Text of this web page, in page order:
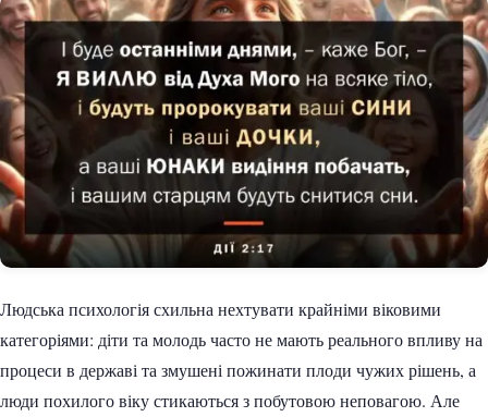
Людська психологія схильна нехтувати крайніми віковими
категоріями: діти та молодь часто не мають реального впливу на
процеси в державі та змушені пожинати плоди чужих рішень, а
люди похилого віку стикаються з побутовою неповагою. Але